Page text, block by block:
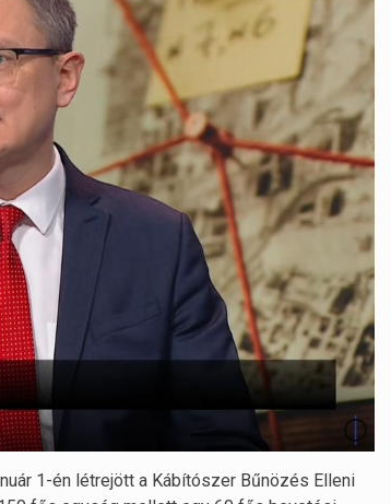
1-én létrejött a Kábítószer Bűnözés Elleni